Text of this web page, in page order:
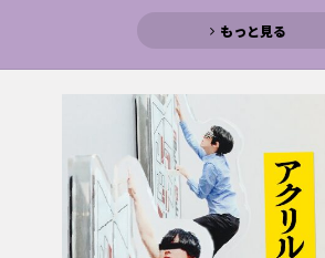
もっと見る